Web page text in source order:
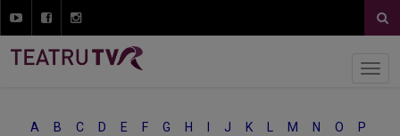
A B C D E F G H J K M N O
P